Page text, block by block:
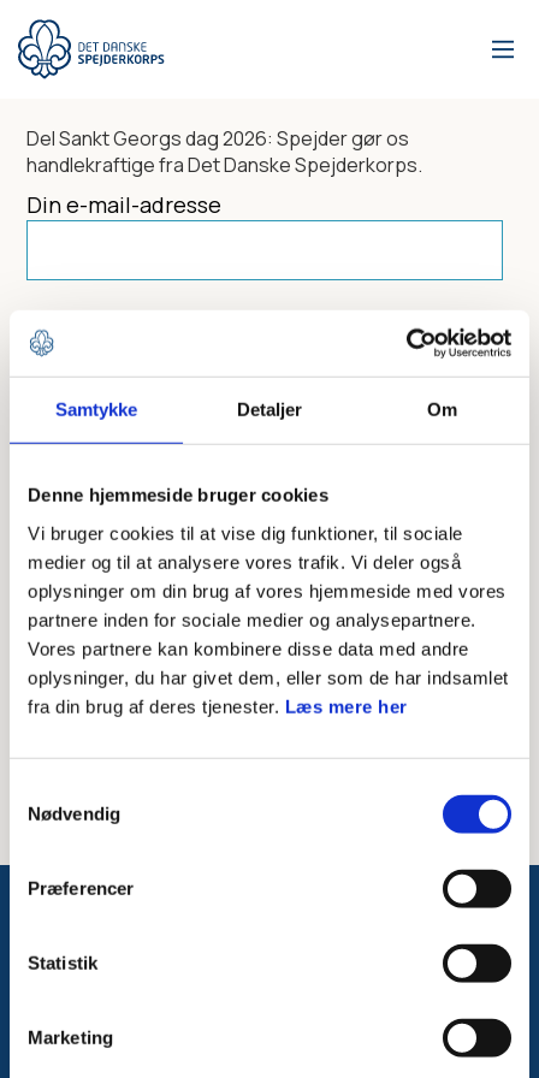
Samtykke Detaljer Om
Denne hjemmeside bruger cookies
Vi bruger cookies til at vise dig funktioner, til sociale
medier og til at analysere vores trafik. Vi deler også
oplysninger om din brug af vores hjemmeside med vores
partnere inden for sociale medier og analysepartnere.
Vores partnere kan kombinere disse data med andre
oplysninger, du har givet dem, eller som de har indsamlet
fra din brug af deres tjenester. Læs mere her
Nødvendig
Præferencer
Statistik
Marketing
hovedindhold
DelSankt Georgs dag 2026: Spejder gør os
handlekraftigefra Det Danske Spejderkorps.
Din e-mail-adresse
Dit navn
Skriv modtagerens mailadresse
Besked til modtager